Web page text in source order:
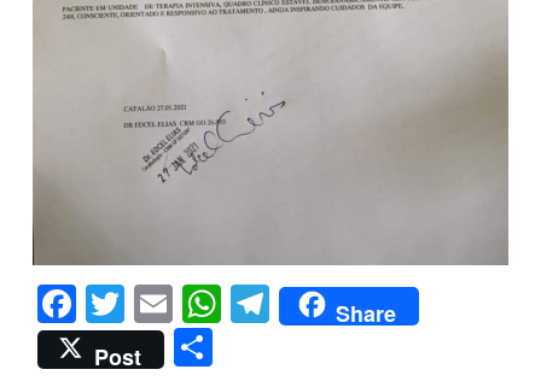
Facebook
Twitter
EmailWhatsApp
Telegram
Share
Post